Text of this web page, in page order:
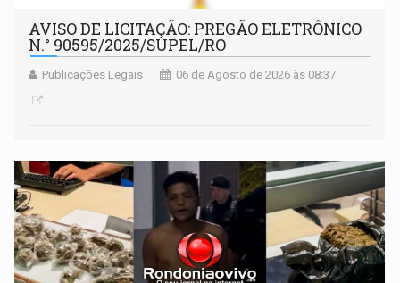
AVISO DE LICITAÇÃO: PREGÃO ELETRÔNICO
N.° 90595/2025/SUPEL/RO
Publicações Legais 06 de Agosto de 2026 às 08:37